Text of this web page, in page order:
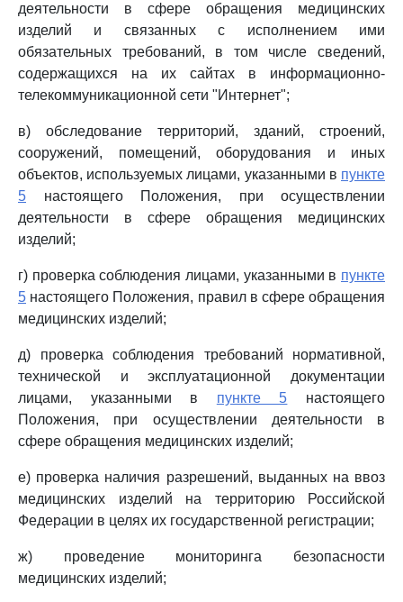
деятельности в сфере обращения медицинских
изделий и связанных с исполнением ими
обязательных требований, в том числе сведений,
содержащихся на их сайтах в информационно-
телекоммуникационной сети "Интернет";
в) обследование территорий, зданий, строений,
сооружений, помещений, оборудования и иных
объектов, используемых лицами, указанными в пункте
5 настоящего Положения, при осуществлении
деятельности в сфере обращения медицинских
изделий;
г) проверка соблюдения лицами, указанными в пункте
5 настоящего Положения, правил в сфере обращения
медицинских изделий;
д) проверка соблюдения требований нормативной,
технической и эксплуатационной документации
лицами, указанными в пункте 5 настоящего
Положения, при осуществлении деятельности в
сфере обращения медицинских изделий;
е) проверка наличия разрешений, выданных на ввоз
медицинских изделий на территорию Российской
Федерации в целях их государственной регистрации;
ж) проведение мониторинга безопасности
медицинских изделий;